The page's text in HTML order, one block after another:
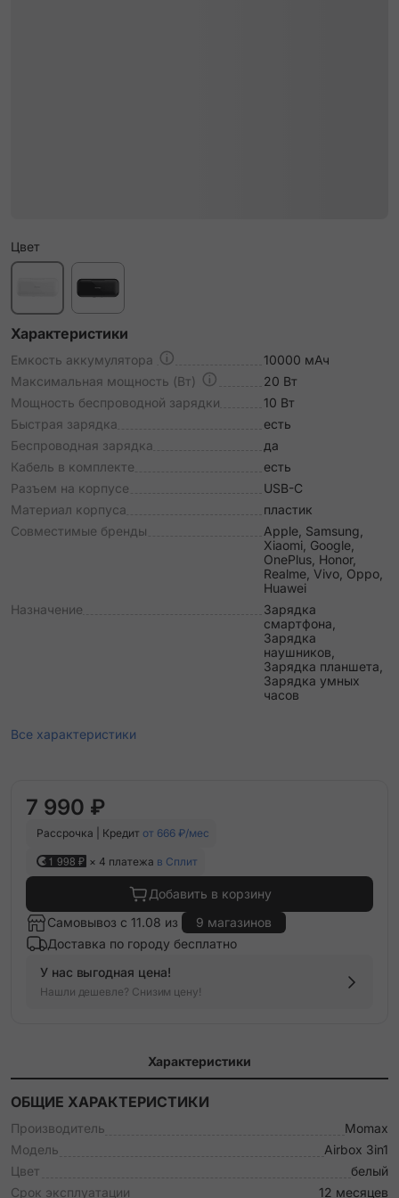
Цвет
Характеристики
Емкость аккумулятора
10000 мАч
Максимальная мощность (Вт)
20 Вт
Мощность беспроводной зарядки
10 Вт
Быстрая зарядка
есть
Беспроводная зарядка
да
Кабель в комплекте
есть
Разъем на корпусе
USB-C
Материал корпуса
пластик
Совместимые бренды
Apple, Samsung,
Xiaomi, Google,
OnePlus, Honor,
Realme, Vivo, Oppo,
Huawei
Назначение
Зарядка
смартфона,
Зарядка
наушников,
Зарядка планшета,
Зарядка умных
часов
Все характеристики
7 990 ₽
Рассрочка | Кредит от 666 ₽/мес
1 998 ₽ × 4 платежа в Сплит
Добавить в корзину
Самовывоз с 11.08 из
9 магазинов
Доставка по городу бесплатно
У нас выгодная цена!
Нашли дешевле? Снизим цену!
Характеристики
ОБЩИЕ ХАРАКТЕРИСТИКИ
Производитель
Momax
Модель
Airbox 3in1
Цвет
белый
Срок эксплуатации
12 месяцев